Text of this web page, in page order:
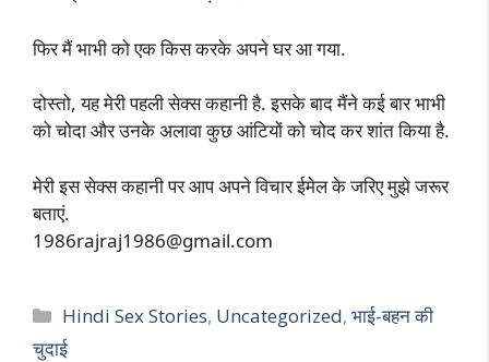
फिर मैं भाभी को एक किस करके अपने घर आ गया.
दोस्तो, यह मेरी पहली सेक्स कहानी है. इसके बाद मैंने कई बार भाभी
को चोदा और उनके अलावा कुछ आंटियों को चोद कर शांत किया है.
मेरी इस सेक्स कहानी पर आप अपने विचार ईमेल के जरिए मुझे जरूर
बताएं.
1986rajraj1986@gmail.com
Categories
Hindi Sex Stories, Uncategorized,भाई-बहन की
चुदाई